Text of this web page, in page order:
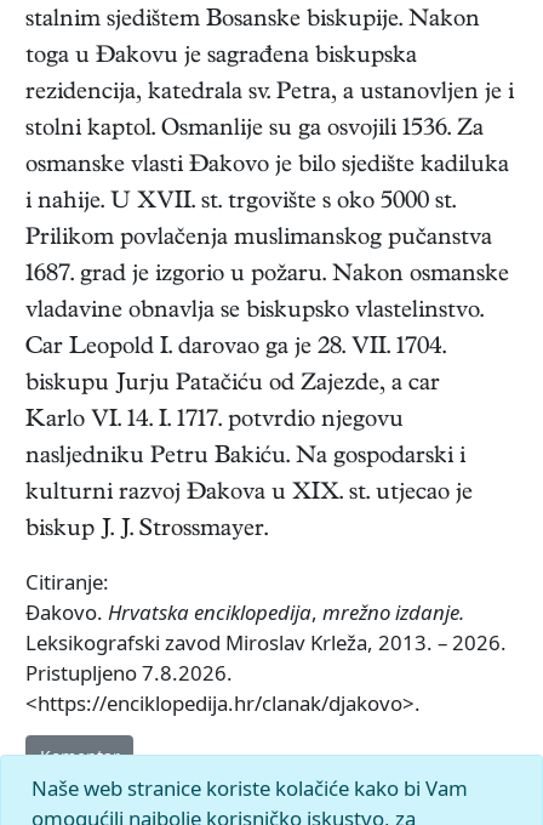
stalnim sjedištem Bosanske biskupije. Nakon
toga u Đakovu je sagrađena biskupska
rezidencija, katedrala sv. Petra, a ustanovljen je i
stolni kaptol. Osmanlije su ga osvojili 1536. Za
osmanske vlasti Đakovo je bilo sjedište kadiluka
i nahije. U XVII. st. trgovište s oko 5000 st.
Prilikom povlačenja muslimanskog pučanstva
1687. grad je izgorio u požaru. Nakon osmanske
vladavine obnavlja se biskupsko vlastelinstvo.
Car Leopold I. darovao ga je 28. VII. 1704.
biskupu Jurju Patačiću od Zajezde, a car
Karlo VI. 14. I. 1717. potvrdio njegovu
nasljedniku Petru Bakiću. Na gospodarski i
kulturni razvoj Đakova u XIX. st. utjecao je
biskup J. J. Strossmayer.
Citiranje:
Đakovo. Hrvatska enciklopedija, mrežno izdanje.
Leksikografski zavod Miroslav Krleža, 2013. – 2026.
Pristupljeno 7.8.2026.
<https://enciklopedija.hr/clanak/djakovo>.
Komentar
Naše web stranice koriste kolačiće kako bi Vam
omogućili najbolje korisničko iskustvo, za